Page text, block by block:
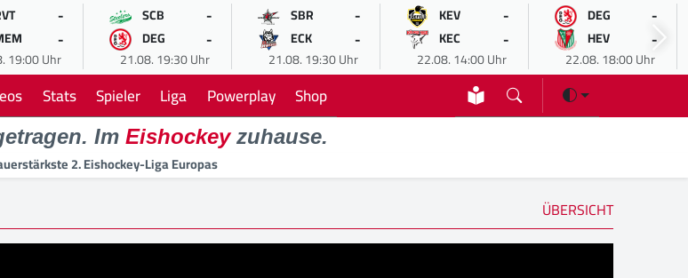
-
-
19:00 Uhr
SCB -
DEG -
21.08. 19:30 Uhr
SBR -
ECK -
21.08. 19:30 Uhr
KEV -
KEC -
22.08. 14:00 Uhr
DEG -
HEV -
22.08. 18:00 Uhr
Stats Spieler Liga Powerplay Shop
Im Eishockeyzuhause.
2. Eishockey-Liga Europas
ÜBERSICHT